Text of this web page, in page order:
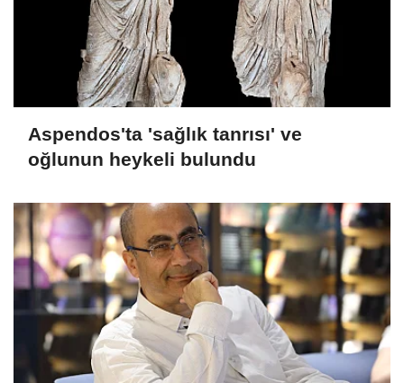
Aspendos'ta 'sağlık tanrısı' ve
oğlunun heykeli bulundu